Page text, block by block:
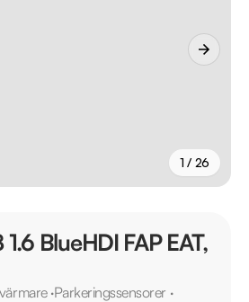
1 / 26
BlueHDI FAP EAT,
·Parkeringssensorer ·